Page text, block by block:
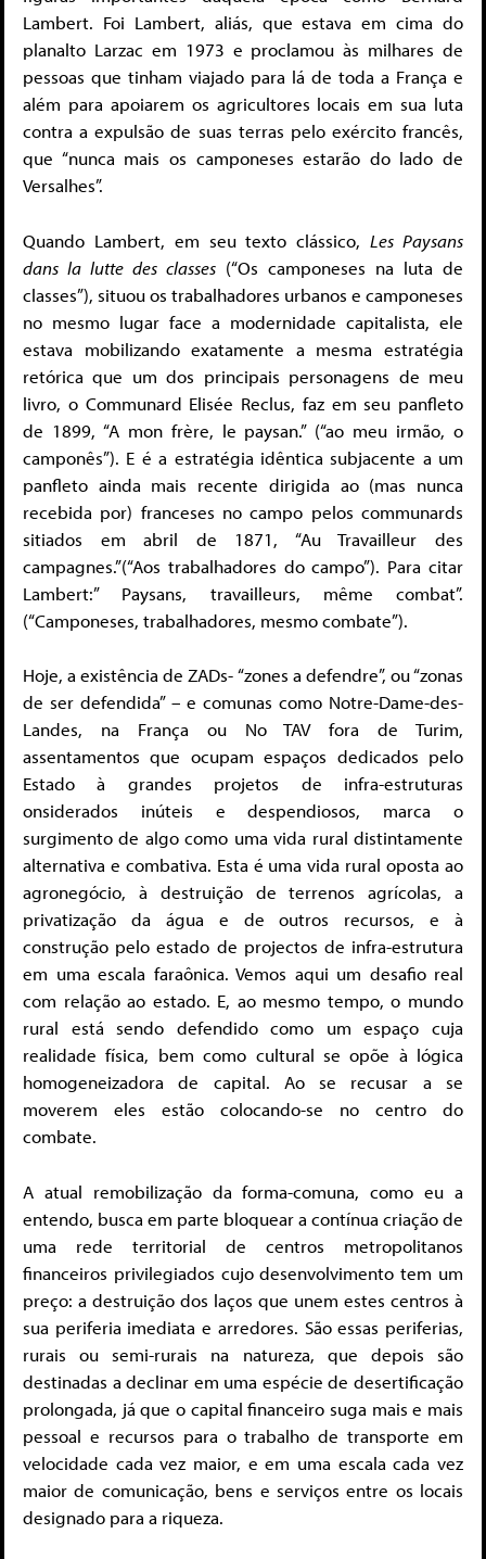
Lambert. Foi Lambert, aliás, que estava em cima do
planalto Larzac em 1973 e proclamou às milhares de
pessoas que tinham viajado para lá de toda a França e
além para apoiarem os agricultores locais em sua luta
contra a expulsão de suas terras pelo exército francês,
que “nunca mais os camponeses estarão do lado de
Versalhes”.
Quando Lambert, em seu texto clássico,Les Paysans
dans la lutte des classes (“Os camponeses na luta de
classes”), situou os trabalhadores urbanos e camponeses
no mesmo lugar face a modernidade capitalista, ele
estava mobilizando exatamente a mesma estratégia
retórica que um dos principais personagens de meu
livro, o Communard Elisée Reclus, faz em seu panfleto
de 1899, “A mon frère, le paysan.” (“ao meu irmão, o
camponês”). E é a estratégia idêntica subjacente a um
panfleto ainda mais recente dirigida ao (mas nunca
recebida por) franceses no campo pelos communards
sitiados em abril de 1871, “Au Travailleur des
campagnes.”(“Aos trabalhadores do campo”). Para citar
Lambert:” Paysans, travailleurs, même combat”.
(“Camponeses, trabalhadores, mesmo combate”).
Hoje, a existência de ZADs- “zones a defendre”, ou “zonas
de ser defendida” – e comunas como Notre-Dame-des-
Landes, na França ou No TAV fora de Turim,
assentamentos que ocupam espaços dedicados pelo
Estado à grandes projetos de infra-estruturas
onsiderados inúteis e despendiosos, marca o
surgimento de algo como uma vida rural distintamente
alternativa e combativa. Esta é uma vida rural oposta ao
agronegócio, à destruição de terrenos agrícolas, a
privatização da água e de outros recursos, e à
construção pelo estado de projectos de infra-estrutura
em uma escala faraônica. Vemos aqui um desafio real
com relação ao estado. E, ao mesmo tempo, o mundo
rural está sendo defendido como um espaço cuja
realidade física, bem como cultural se opõe à lógica
homogeneizadora de capital. Ao se recusar a se
moverem eles estão colocando-se no centro do
combate.
A atual remobilização da forma-comuna, como eu a
entendo, busca em parte bloquear a contínua criação de
uma rede territorial de centros metropolitanos
financeiros privilegiados cujo desenvolvimento tem um
preço: a destruição dos laços que unem estes centros à
sua periferia imediata e arredores. São essas periferias,
rurais ou semi-rurais na natureza, que depois são
destinadas a declinar em uma espécie de desertificação
prolongada, já que o capital financeiro suga mais e mais
pessoal e recursos para o trabalho de transporte em
velocidade cada vez maior, e em uma escala cada vez
maior de comunicação, bens e serviços entre os locais
designado para a riqueza.